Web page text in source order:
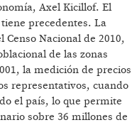
Axel Kicillof. El
precedentes. La
Censo Nacional de 2010,
de las zonas
la medición de precios
representativos, cuando
el país, lo que permite
sobre 36 millones de